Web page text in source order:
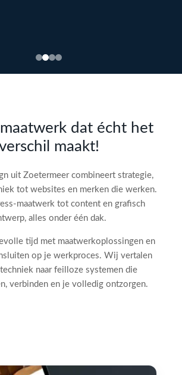
dat écht het
maakt!
uit Zoetermeer combineert strategie,
tot websites en merken die werken.
maatwerk tot content en grafisch
alles onder één dak.
tijd met maatwerkoplossingen en
op je werkproces. Wij vertalen
naar feilloze systemen die
verbinden en je volledig ontzorgen.